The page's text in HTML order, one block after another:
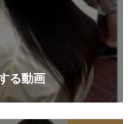
る動画